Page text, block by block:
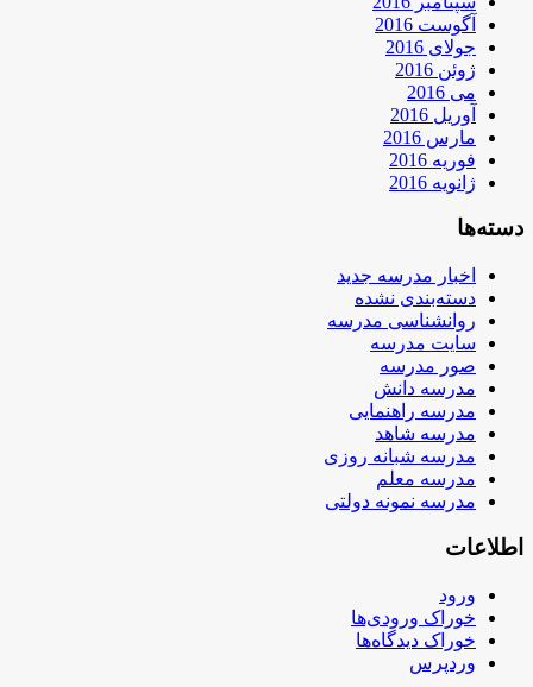
آگوست 2016
جولای 2016
ژوئن 2016
می 2016
آوریل 2016
مارس 2016
فوریه 2016
ژانویه 2016
دسته‌ها
اخبار مدرسه جدید
دسته‌بندی نشده
روانشناسی مدرسه
سایت مدرسه
صور مدرسه
مدرسه دانش
مدرسه راهنمایی
مدرسه شاهد
مدرسه شبانه روزی
مدرسه معلم
مدرسه نمونه دولتی
اطلاعات
ورود
خوراک ورودی‌ها
خوراک دیدگاه‌ها
وردپرس